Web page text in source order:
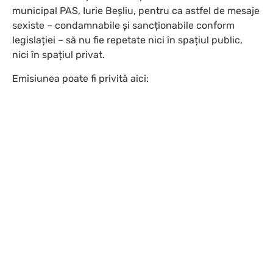
municipal PAS, Iurie Beșliu, pentru ca astfel de mesaje
sexiste – condamnabile și sancționabile conform
legislației – să nu fie repetate nici în spațiul public,
nici în spațiul privat.
Emisiunea poate fi privită aici: